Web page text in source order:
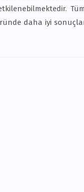
daha iyi